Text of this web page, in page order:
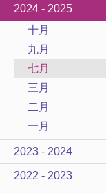
2024 - 2025
十月
九月
七月
三月
二月
一月
2023 - 2024
2022 - 2023